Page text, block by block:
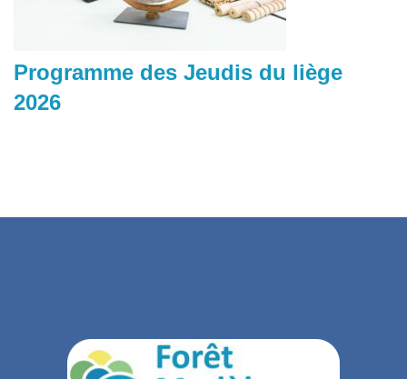
Programme des Jeudis du liège
2026